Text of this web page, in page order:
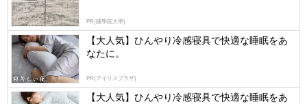
PR(國學院大學)
【大人気】ひんやり冷感寝具で快適な睡眠をあ
なたに。
PR(アイリスプラザ)
【大人気】ひんやり冷感寝具で快適な睡眠をあ